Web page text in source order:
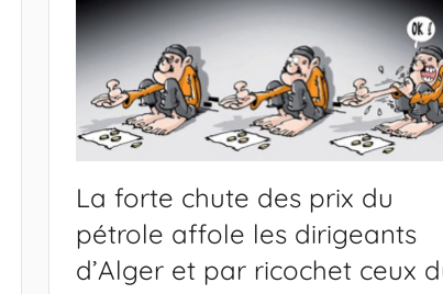
La forte chute des prix du
pétrole affole les dirigeants
d’Alger et par ricochet ceux